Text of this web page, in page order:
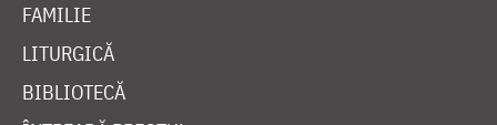
FAMILIE
LITURGICĂ
BIBLIOTECĂ